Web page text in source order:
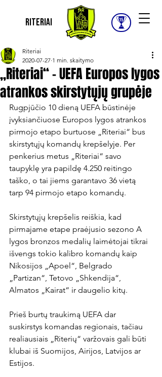
Riteriai
„Riteriai“ – UEFA Europos lygos
atrankos skirstytųjų grupėje
Riteriai
2020-07-27 1 min. skaitymo
Rugpjūčio 10 dieną UEFA būstinėje
įvyksiančiuose Europos lygos atrankos
pirmojo etapo burtuose „Riteriai“ bus
skirstytųjų komandų krepšelyje. Per
penkerius metus „Riteriai“ savo
taupyklę yra papildę 4.250 reitingo
taško, o tai jiems garantavo 36 vietą
tarp 94 pirmojo etapo komandų.
Skirstytųjų krepšelis reiškia, kad
pirmajame etape praėjusio sezono A
lygos bronzos medalių laimėtojai tikrai
išvengs tokio kalibro komandų kaip
Nikosijos „Apoel“, Belgrado
„Partizan“, Tetovo „Shkendija“,
Almatos „Kairat“ ir daugelio kitų.
Prieš burtų traukimą UEFA dar
suskirstys komandas regionais, tačiau
realiausiais „Riterių“ varžovais gali būti
klubai iš Suomijos, Airijos, Latvijos ar
Estijos.